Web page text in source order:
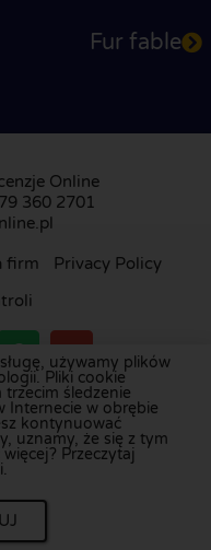
Fur fable
Online
360 2701
firm
Privacy Policy
wHolandii,
,Belgii,
,Danii,Finlandii i
używamy plików
Pliki cookie
śledzenie
Internecie w obrębie
kontynuować
uznamy, że się z tym
Przeczytaj